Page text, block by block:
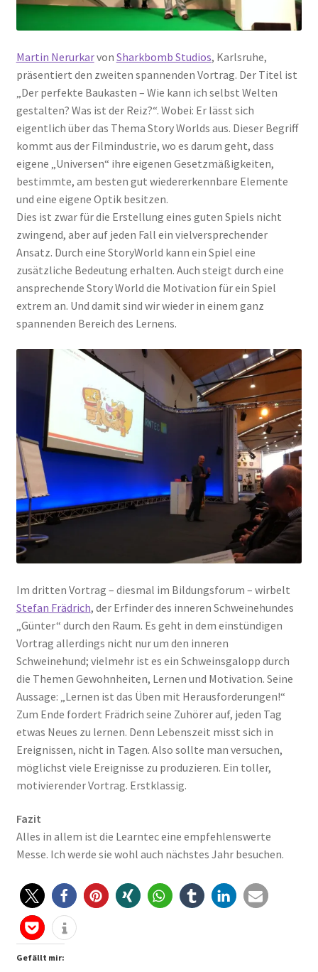
Martin Nerurkarvon Sharkbomb Studios, Karlsruhe,
präsentiert den zweiten spannenden Vortrag. Der Titel ist
„Der perfekte Baukasten – Wie kann ich selbst Welten
gestalten? Was ist der Reiz?“. Wobei: Er lässt sich
eigentlich über das Thema Story Worlds aus. Dieser Begriff
kommt aus der Filmindustrie, wo es darum geht, dass
eigene „Universen“ ihre eigenen Gesetzmäßigkeiten,
bestimmte, am besten gut wiedererkennbare Elemente
und eine eigene Optik besitzen.
Dies ist zwar für die Erstellung eines guten Spiels nicht
zwingend, aber auf jeden Fall ein vielversprechender
Ansatz. Durch eine StoryWorld kann ein Spiel eine
zusätzliche Bedeutung erhalten. Auch steigt durch eine
ansprechende Story World die Motivation für ein Spiel
extrem an. Und damit sind wir wieder in einem ganz
spannenden Bereich des Lernens.
Im dritten Vortrag – diesmal im Bildungsforum – wirbelt
Stefan Frädrich, der Erfinder des inneren Schweinehundes
„Günter“ durch den Raum. Es geht in dem einstündigen
Vortrag allerdings nicht nur um den inneren
Schweinehund; vielmehr ist es ein Schweinsgalopp durch
die Themen Gewohnheiten, Lernen und Motivation. Seine
Aussage: „Lernen ist das Üben mit Herausforderungen!“
Zum Ende fordert Frädrich seine Zuhörer auf, jeden Tag
etwas Neues zu lernen. Denn Lebenszeit misst sich in
Ereignissen, nicht in Tagen. Also sollte man versuchen,
möglichst viele Ereignisse zu produzieren. Ein toller,
motivierender Vortrag. Erstklassig.
Fazit
Alles in allem ist die Learntec eine empfehlenswerte
Messe. Ich werde sie wohl auch nächstes Jahr besuchen.
Gefällt mir: